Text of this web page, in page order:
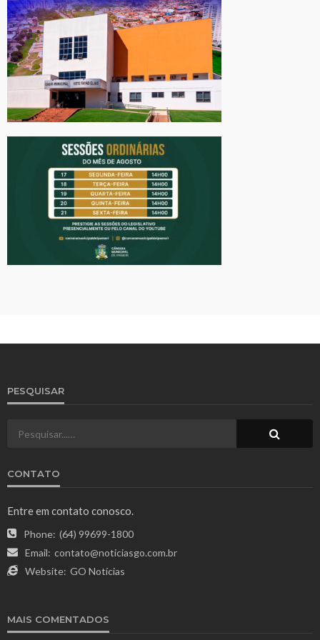
PESQUISAR
CONTATO
Entre em contato conosco.
Phone: (64) 99699-1800
Email: contato@noticiasgo.com.br
Website: GO Notícias
MAIS COMENTADOS